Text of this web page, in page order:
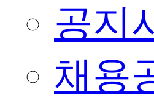
공지
채용